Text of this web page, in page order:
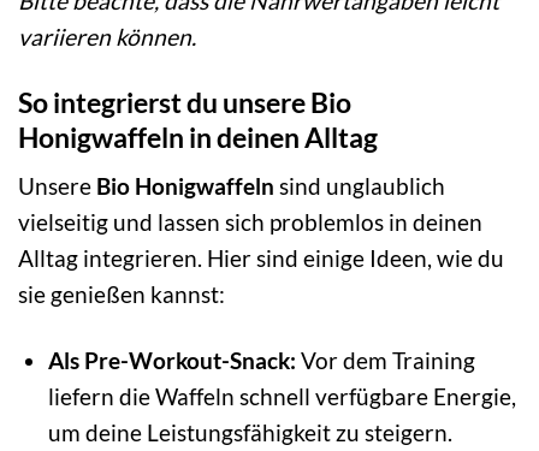
variieren können.
So integrierst du unsere Bio
Honigwaffeln in deinen Alltag
Unsere Bio Honigwaffeln sind unglaublich
vielseitig und lassen sich problemlos in deinen
Alltag integrieren. Hier sind einige Ideen, wie du
sie genießen kannst:
Als Pre-Workout-Snack: Vor dem Training
liefern die Waffeln schnell verfügbare Energie,
um deine Leistungsfähigkeit zu steigern.